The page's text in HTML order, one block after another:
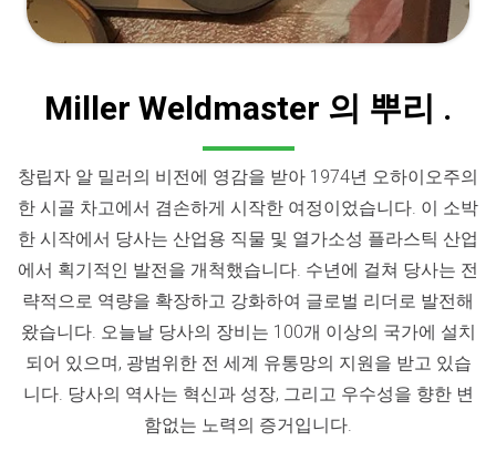
Miller Weldmaster 의 뿌리 .
창립자 알 밀러의 비전에 영감을 받아 1974년 오하이오주의
한 시골 차고에서 겸손하게 시작한 여정이었습니다. 이 소박
한 시작에서 당사는 산업용 직물 및 열가소성 플라스틱 산업
에서 획기적인 발전을 개척했습니다. 수년에 걸쳐 당사는 전
략적으로 역량을 확장하고 강화하여 글로벌 리더로 발전해
왔습니다. 오늘날 당사의 장비는 100개 이상의 국가에 설치
되어 있으며, 광범위한 전 세계 유통망의 지원을 받고 있습
니다. 당사의 역사는 혁신과 성장, 그리고 우수성을 향한 변
함없는 노력의 증거입니다.